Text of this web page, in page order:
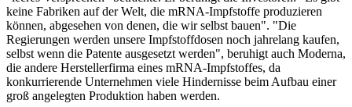
keine Fabriken auf der Welt, die mRNA-Impfstoffe produzieren
können, abgesehen von denen, die wir selbst bauen". "Die
Regierungen werden unsere Impfstoffdosen noch jahrelang kaufen,
selbst wenn die Patente ausgesetzt werden", beruhigt auch Moderna,
die andere Herstellerfirma eines mRNA-Impfstoffes, da
konkurrierende Unternehmen viele Hindernisse beim Aufbau einer
groß angelegten Produktion haben werden.